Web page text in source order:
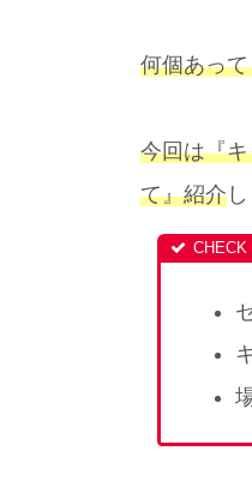
何個あっ
今回は『
て』紹介